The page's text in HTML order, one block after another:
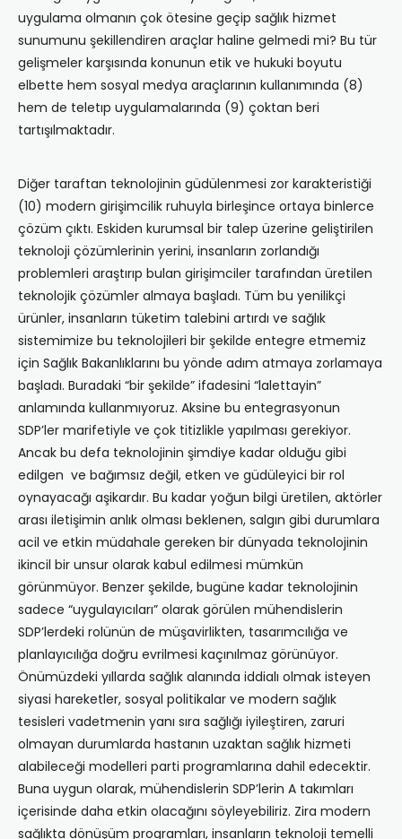
uygulama olmanın çok ötesine geçip sağlık hizmet
sunumunu şekillendiren araçlar haline gelmedi mi? Bu tür
gelişmeler karşısında konunun etik ve hukuki boyutu
elbette hem sosyal medya araçlarının kullanımında (8)
hem de teletıp uygulamalarında (9) çoktan beri
tartışılmaktadır.
Diğer taraftan teknolojinin güdülenmesi zor karakteristiği
(10) modern girişimcilik ruhuyla birleşince ortaya binlerce
çözüm çıktı. Eskiden kurumsal bir talep üzerine geliştirilen
teknoloji çözümlerinin yerini, insanların zorlandığı
problemleri araştırıp bulan girişimciler tarafından üretilen
teknolojik çözümler almaya başladı. Tüm bu yenilikçi
ürünler, insanların tüketim talebini artırdı ve sağlık
sistemimize bu teknolojileri bir şekilde entegre etmemiz
için Sağlık Bakanlıklarını bu yönde adım atmaya zorlamaya
başladı. Buradaki “bir şekilde” ifadesini “lalettayin”
anlamında kullanmıyoruz. Aksine bu entegrasyonun
SDP’ler marifetiyle ve çok titizlikle yapılması gerekiyor.
Ancak bu defa teknolojinin şimdiye kadar olduğu gibi
edilgen ve bağımsız değil, etken ve güdüleyici bir rol
oynayacağı aşikardır. Bu kadar yoğun bilgi üretilen, aktörler
arası iletişimin anlık olması beklenen, salgın gibi durumlara
acil ve etkin müdahale gereken bir dünyada teknolojinin
ikincil bir unsur olarak kabul edilmesi mümkün
görünmüyor. Benzer şekilde, bugüne kadar teknolojinin
sadece “uygulayıcıları” olarak görülen mühendislerin
SDP’lerdeki rolünün de müşavirlikten, tasarımcılığa ve
planlayıcılığa doğru evrilmesi kaçınılmaz görünüyor.
Önümüzdeki yıllarda sağlık alanında iddialı olmak isteyen
siyasi hareketler, sosyal politikalar ve modern sağlık
tesisleri vadetmenin yanı sıra sağlığı iyileştiren, zaruri
olmayan durumlarda hastanın uzaktan sağlık hizmeti
alabileceği modelleri parti programlarına dahil edecektir.
Buna uygun olarak, mühendislerin SDP’lerin A takımları
içerisinde daha etkin olacağını söyleyebiliriz. Zira modern
sağlıkta dönüşüm programları, insanların teknoloji temelli